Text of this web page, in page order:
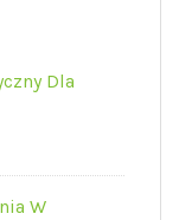
Dla
W